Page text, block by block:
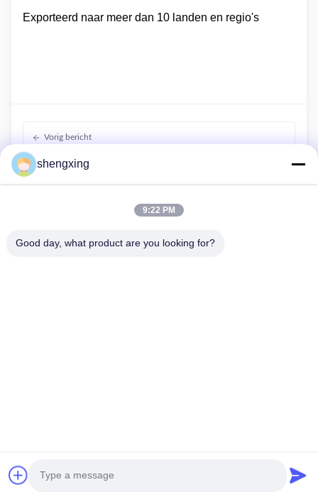
Exporteerd naar meer dan 10 landen en regio's
Vorig bericht
Farmrob's welzijnshoudingsapparatuur in de
universiteitsonderzoeksbasis
Products Business Matching Conference bij
© 2026 Sichuan Shengxing Intelligent Technology Group Co., Ltd.. All Rights
shengxing
9:22 PM
Good day, what product are you looking for?